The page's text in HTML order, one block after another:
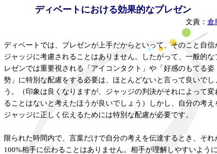
ディベートにおける効果的なプレゼン
文責： 倉
ディベートでは、プレゼンが上手だからといって、そのこと自信
ジャッジに考慮されることはありません。したがって、一般的な
レゼンでは重要視される「アイコンタクト」や「好感のもてる姿
勢」に特別な配慮をする必要は、ほとんどないと言って良いでし
う。（印象は良くなりますが、ジャッジの判決がそれによって変
ることはないと考えたほうが良いでしょう）しかし、自分の考え
ジャッジに正しく伝えるためには特別な配慮が必要です。
限られた時間内で、言葉だけで自分の考えを伝達するとき、それ
100%相手に伝わることはありません。相手が理解しやすいよう